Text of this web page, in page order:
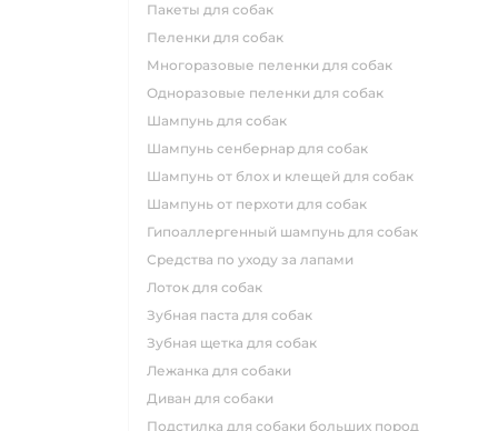
пакеты для собак
пеленки для собак
многоразовые пеленки для собак
одноразовые пеленки для собак
шампунь для собак
шампунь сенбернар для собак
шампунь от блох и клещей для собак
шампунь от перхоти для собак
гипоаллергенный шампунь для собак
средства по уходу за лапами
лоток для собак
зубная паста для собак
зубная щетка для собак
лежанка для собаки
диван для собаки
подстилка для собаки больших пород